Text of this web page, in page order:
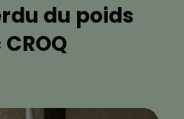
du poids